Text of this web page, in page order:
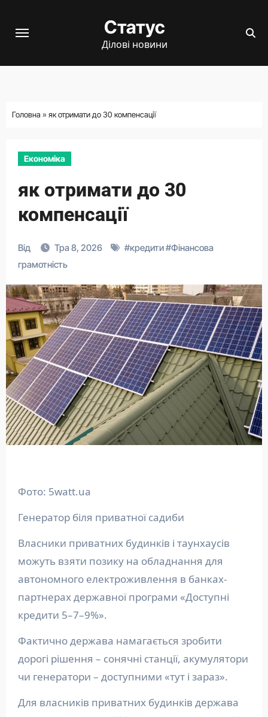
Статус
Ділові новини
Головна » як отримати до 30 компенсації
Економіка
як отримати до 30
компенсації
Від Тра 8, 2026 #кредити#Фінансова
грамотність
Фото: 5watt.ua
Генератор біля приватної садиби
Власники приватних будинків і таунхаусів
можуть взяти позику на обладнання для
автономного електроживлення в банках-
партнерах державної програми «Доступні
кредити 5–7–9%».
Фактично держава намагається зробити
дорогі рішення – сонячні станції, акумулятори
чи генератори – доступними «тут і зараз».
Для власників приватних будинків держава